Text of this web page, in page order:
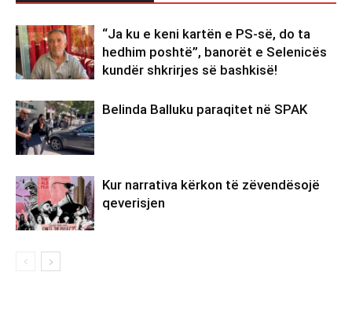
“Ja ku e keni kartën e PS-së, do ta
hedhim poshtë”, banorët e Selenicës
kundër shkrirjes së bashkisë!
Belinda Balluku paraqitet në SPAK
Kur narrativa kërkon të zëvendësojë
qeverisjen